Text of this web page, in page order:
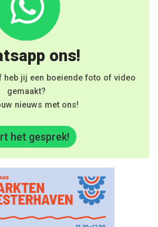
ons!
heb jij een boeiende foto of video
gemaakt?
nieuws met ons!
het gesprek!